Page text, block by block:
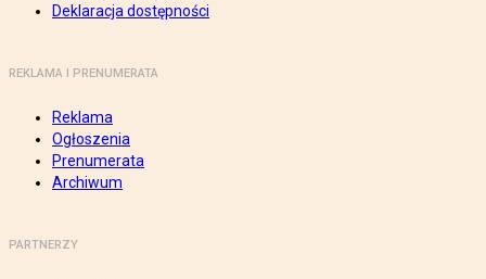
Deklaracja dostępności
REKLAMA I PRENUMERATA
Reklama
Ogłoszenia
Prenumerata
Archiwum
PARTNERZY